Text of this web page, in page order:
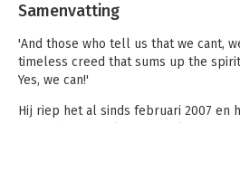
Samenvatting
'And those who tell us that we cant,
timeless creed that sums up the spirit
Yes, we can!'
Hij riep het al sinds februari 2007 en